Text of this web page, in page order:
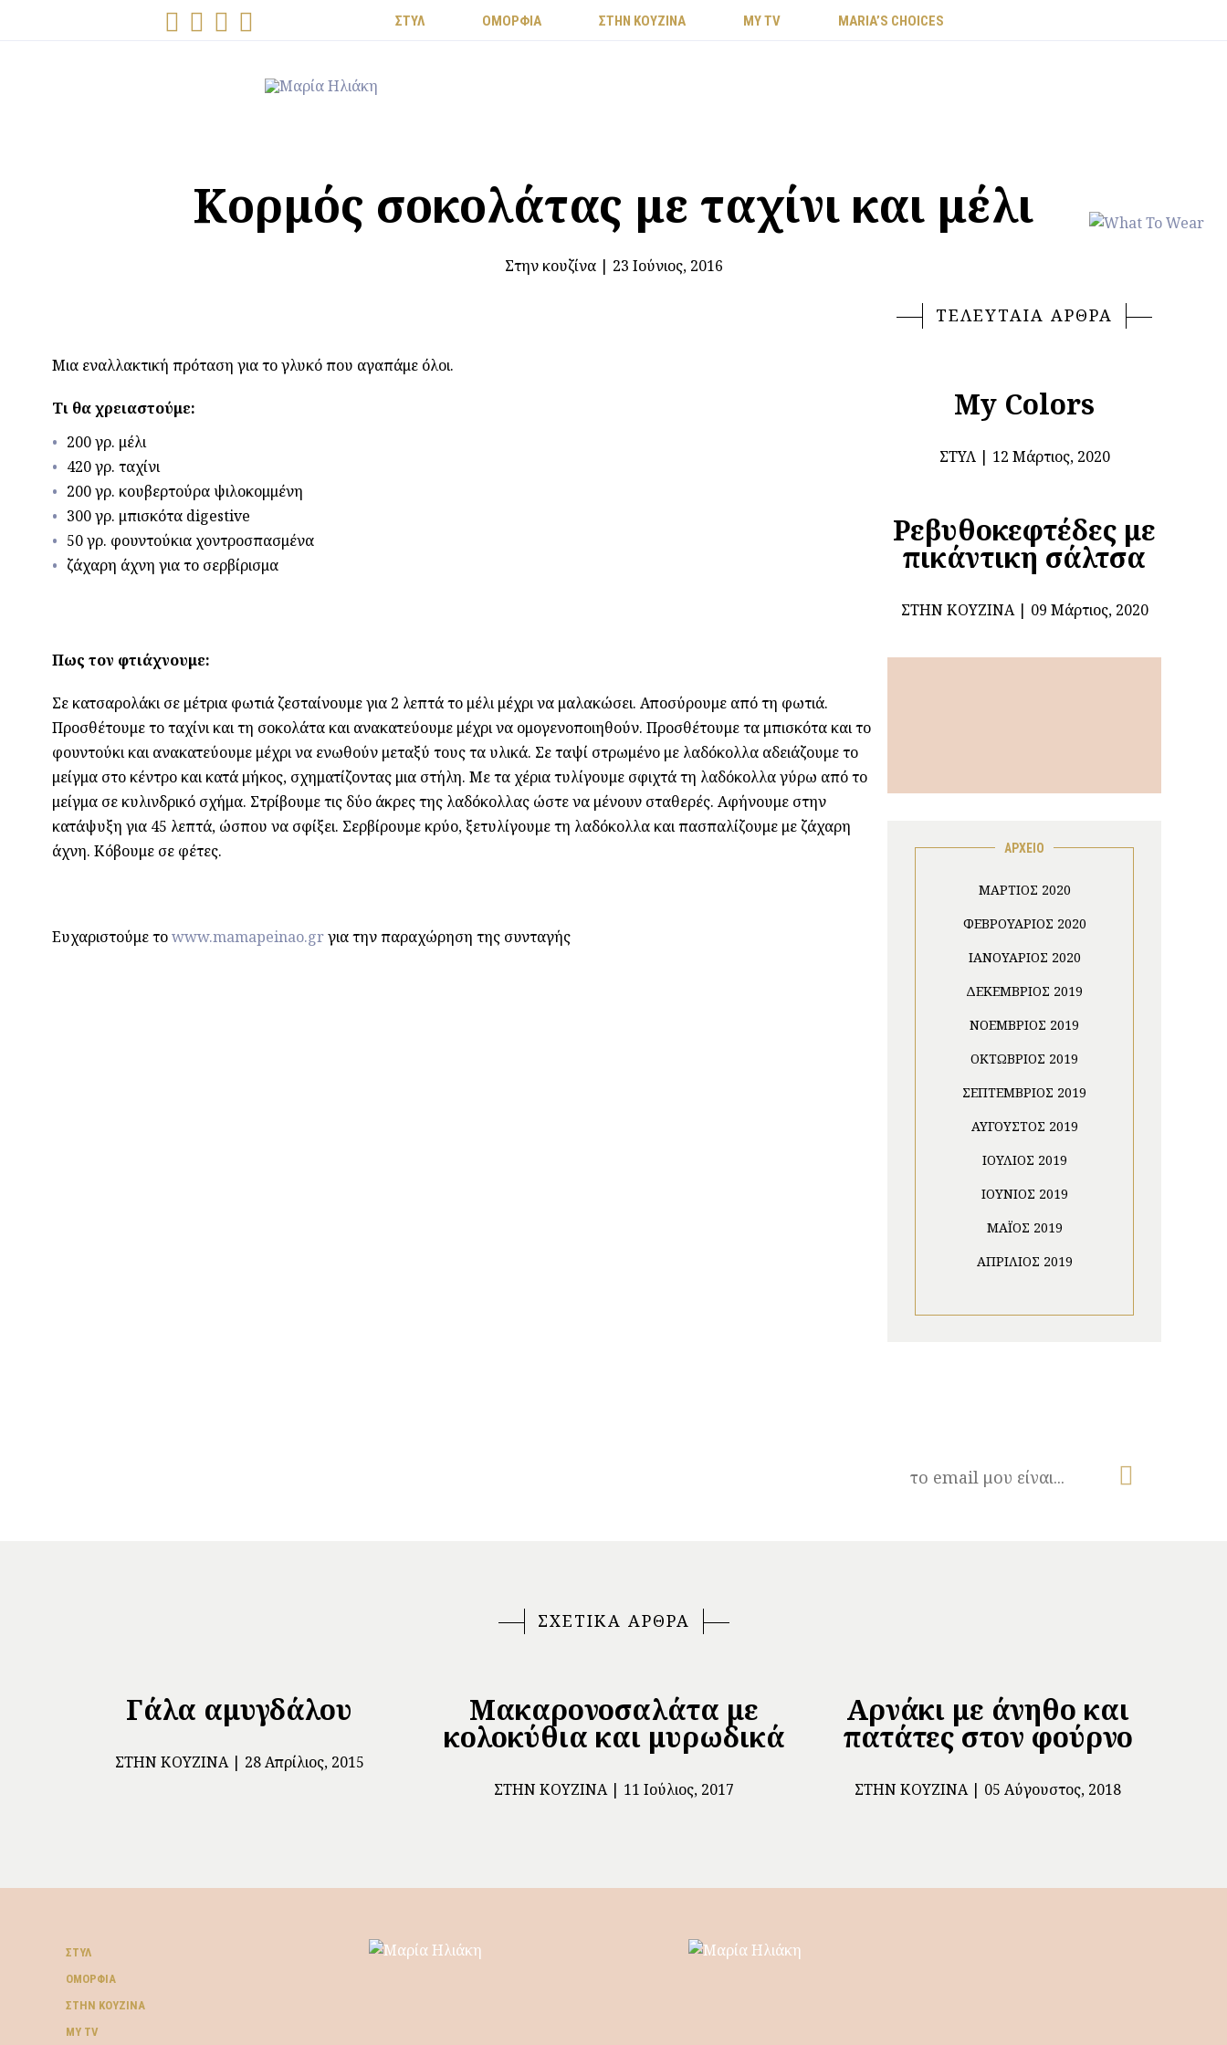
ΣΤΥΛ ΟΜΟΡΦΙΑ ΣΤΗΝ ΚΟΥΖΙΝΑ MY TV ΜARIA’S CHOICES
Κορμός σοκολάτας με ταχίνι και μέλι
Στην κουζίνα| 23 Ιούνιος, 2016
Μια εναλλακτική πρόταση για το γλυκό που αγαπάμε όλοι.
Τι θα χρειαστούμε:
200 γρ. μέλι
420 γρ. ταχίνι
200 γρ. κουβερτούρα ψιλοκομμένη
300 γρ. μπισκότα digestive
50 γρ. φουντούκια χοντροσπασμένα
ζάχαρη άχνη για το σερβίρισμα
Πως τον φτιάχνουμε:
Σε κατσαρολάκι σε μέτρια φωτιά ζεσταίνουμε για 2 λεπτά το μέλι μέχρι να μαλακώσει. Αποσύρουμε από τη φωτιά.
Προσθέτουμε το ταχίνι και τη σοκολάτα και ανακατεύουμε μέχρι να ομογενοποιηθούν. Προσθέτουμε τα μπισκότα και το
φουντούκι και ανακατεύουμε μέχρι να ενωθούν μεταξύ τους τα υλικά. Σε ταψί στρωμένο με λαδόκολλα αδειάζουμε το
μείγμα στο κέντρο και κατά μήκος, σχηματίζοντας μια στήλη. Με τα χέρια τυλίγουμε σφιχτά τη λαδόκολλα γύρω από το
μείγμα σε κυλινδρικό σχήμα. Στρίβουμε τις δύο άκρες της λαδόκολλας ώστε να μένουν σταθερές. Αφήνουμε στην
κατάψυξη για 45 λεπτά, ώσπου να σφίξει. Σερβίρουμε κρύο, ξετυλίγουμε τη λαδόκολλα και πασπαλίζουμε με ζάχαρη
άχνη. Κόβουμε σε φέτες.
Ευχαριστούμε τοwww.mamapeinao.grγια την παραχώρηση της συνταγής
ΤΕΛΕΥΤΑΙΑ ΑΡΘΡΑ
My Colors
ΣΤΥΛ 12 Μάρτιος, 2020
Ρεβυθοκεφτέδες με
πικάντικη σάλτσα
ΣΤΗΝ ΚΟΥΖΊΝΑ 09 Μάρτιος, 2020
ΑΡΧΕΙΟ
ΜΆΡΤΙΟΣ 2020
ΦΕΒΡΟΥΆΡΙΟΣ 2020
ΙΑΝΟΥΆΡΙΟΣ 2020
ΔΕΚΈΜΒΡΙΟΣ 2019
ΝΟΈΜΒΡΙΟΣ 2019
ΟΚΤΏΒΡΙΟΣ 2019
ΣΕΠΤΈΜΒΡΙΟΣ 2019
ΑΎΓΟΥΣΤΟΣ 2019
ΙΟΎΛΙΟΣ 2019
ΙΟΎΝΙΟΣ 2019
ΜΆΙΟΣ 2019
ΑΠΡΊΛΙΟΣ 2019
ΣΧΕΤΙΚΑ ΑΡΘΡΑ
Γάλα αμυγδάλου
ΣΤΗΝ ΚΟΥΖΊΝΑ 28 Απρίλιος, 2015
Μακαρονοσαλάτα με
κολοκύθια και μυρωδικά
ΣΤΗΝ ΚΟΥΖΊΝΑ 11 Ιούλιος, 2017
Αρνάκι με άνηθο και
πατάτες στον φούρνο
ΣΤΗΝ ΚΟΥΖΊΝΑ 05 Αύγουστος, 2018
ΣΤΥΛ
ΟΜΟΡΦΙΆ
ΣΤΗΝ ΚΟΥΖΊΝΑ
MY TV